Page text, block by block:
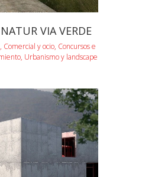
VIA VERDE
y ocio, Concursos e
Urbanismo y landscape